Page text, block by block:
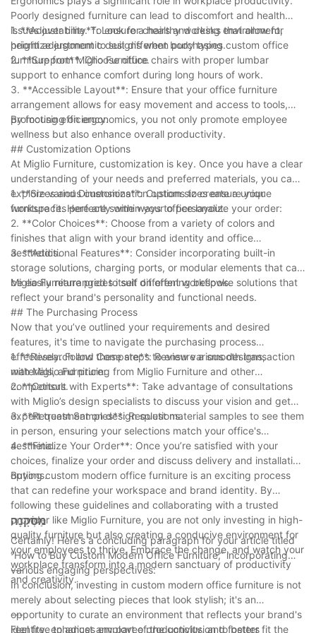
stimmungsvoller wird.
Poorly designed furniture can lead to discomfort and health
issues over time. To ensure a healthy working environment,
prioritize ergonomic designs when purchasing custom office
furniture from Miglio Furniture.
1. **Adjustability**: Look for chairs and desks that allow for
height adjustment to suit different body types.
2. **Support**: Choose office chairs with proper lumbar
support to enhance comfort during long hours of work.
3. **Accessible Layout**: Ensure that your office furniture
arrangement allows for easy movement and access to tools,
promoting efficiency.
By focusing on ergonomics, you not only promote employee
wellness but also enhance overall productivity.
## Customization Options
At Miglio Furniture, customization is key. Once you have a clear
understanding of your needs and preferred materials, you can
explore various customization options to create a unique
workspace. Here are some ways to personalize your order:
1. **Sizes and Dimensions**: Custom sizes ensure your
furniture fits perfectly within your office layout.
2. **Color Choices**: Choose from a variety of colors and
finishes that align with your brand identity and office
aesthetics.
3. **Additional Features**: Consider incorporating built-in
storage solutions, charging ports, or modular elements that can
be easily rearranged to suit different workflows.
Miglio Furniture prides itself on offering bespoke solutions that
reflect your brand's personality and functional needs.
## The Purchasing Process
Now that you’ve outlined your requirements and desired
features, it's time to navigate the purchasing process
effectively. Follow these steps to ensure a smooth transaction
with Miglio Furniture:
1. **Research and Compare**: Review various designs,
materials, and pricing from Miglio Furniture and other
competitors.
2. **Consult with Experts**: Take advantage of consultations
with Miglio’s design specialists to discuss your vision and get
expert treatment on design solutions.
3. **Request Samples**: Request material samples to see them
in person, ensuring your selections match your office's
aesthetic.
4. **Finalize Your Order**: Once you’re satisfied with your
choices, finalize your order and discuss delivery and installation
options.
Buying custom modern office furniture is an exciting process
that can redefine your workspace and brand identity. By
following these guidelines and collaborating with a trusted
provider like Miglio Furniture, you are not only investing in high-
quality furniture but also creating a conducive environment for
your employees to thrive. Embrace the change, and watch your
workplace transform into a modern sanctuary of productivity
and creativity.
מַסְקָנָה
Certainly! Here’s a concluding paragraph for your article titled
“How to Buy Custom Modern Office Furniture,” incorporating
various engaging perspectives:
---
In conclusion, investing in custom modern office furniture is not
merely about selecting pieces that look stylish; it's an
opportunity to curate an environment that reflects your brand's
identity, enhances employee productivity, and fosters
---
Feel free to adjust any part of the conclusion to better fit the